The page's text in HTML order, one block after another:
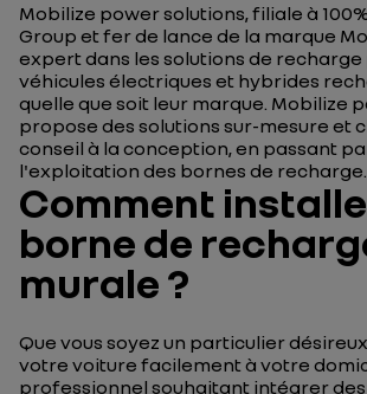
Mobilize power solutions, filiale à
Group et fer de lance de la marque
expert dans les solutions de recharge
véhicules électriques et hybrides
quelle que soit leur marque. Mobilize
propose des solutions sur-mesure et
conseil à la conception, en passant
l'exploitation des bornes de recharge.
Comment
borne de
murale ?
Que vous soyez un particulier
votre voiture facilement à votre
professionnel souhaitant intégrer